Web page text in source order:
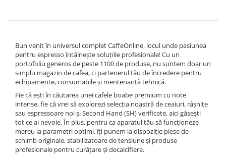
Bun venit în universul complet CaffeOnline, locul unde pasiunea
pentru espresso întâlnește soluțiile profesionale! Cu un
portofoliu generos de peste 1100 de produse, nu suntem doar un
simplu magazin de cafea, ci partenerul tău de încredere pentru
echipamente, consumabile și mentenanță tehnică.
Fie că ești în căutarea unei cafele boabe premium cu note
intense, fie că vrei să explorezi selecția noastră de ceaiuri, râșnițe
sau espressoare noi și Second Hand (SH) verificate, aici găsești
tot ce ai nevoie. În plus, pentru ca aparatul tău să funcționeze
mereu la parametri optimi, îți punem la dispoziție piese de
schimb originale, stabilizatoare de tensiune și produse
profesionale pentru curățare și decalcifiere.